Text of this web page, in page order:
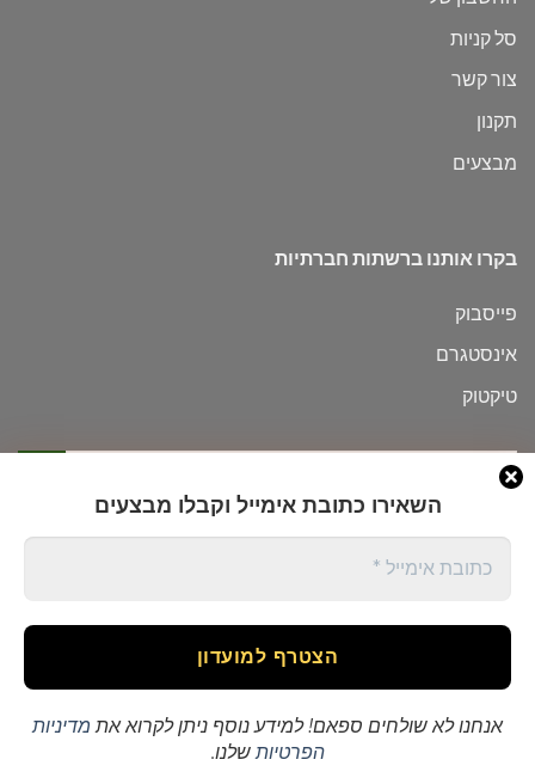
השאירו כתובת אימייל וקבלו מבצעים
אנחנו לא שולחים ספאם! למידע נוסף ניתן לקרוא את מדיניות
הפרטיותשלנו.
סל קניות
צור קשר
תקנון
מבצעים
בקרו אותנו ברשתות חברתיות
פייסבוק
אינסטגרם
טיקטוק
חיפוש
עבור:
Copyright 2026 © Flatsome Theme